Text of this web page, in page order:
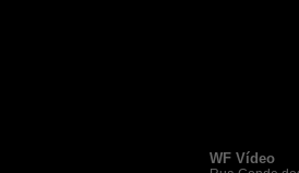
WF Vídeo